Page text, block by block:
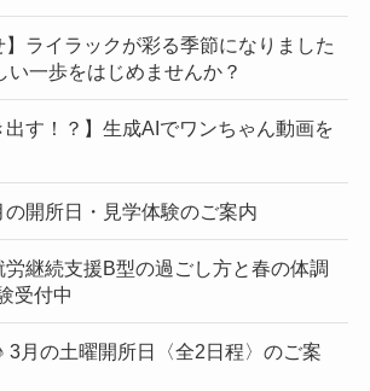
】ライラックが彩る季節になりました
い一歩をはじめませんか？
出す！？】生成AIでワンちゃん動画を
の開所日・見学体験のご案内
継続支援B型の過ごし方と春の体調
受付中
3月の土曜開所日〈全2日程〉のご案